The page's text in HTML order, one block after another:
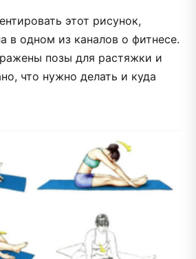
этот рисунок,
в одном из каналов о фитнесе.
позы для растяжки и
что нужно делать и куда